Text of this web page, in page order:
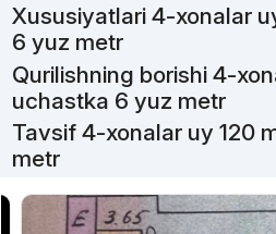
Xususiyatlari 4-xonalar
6 yuz metr
Qurilishning borishi 4-
uchastka 6 yuz metr
Tavsif 4-xonalar uy 120
metr